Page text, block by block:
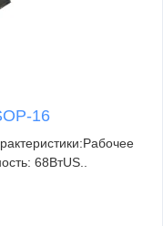
16
68ВтUS..